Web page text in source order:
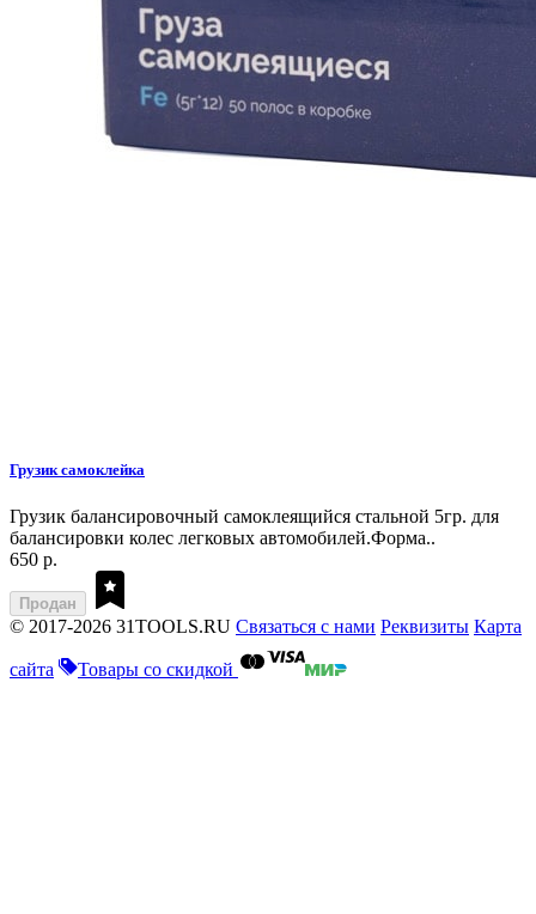
Грузик самоклейка
Грузик балансировочный самоклеящийся стальной 5гр. для
балансировки колес легковых автомобилей.Форма..
650 р.
Продан
© 2017-2026 31TOOLS.RU Связаться с нами Реквизиты Карта
сайта Товары со скидкой